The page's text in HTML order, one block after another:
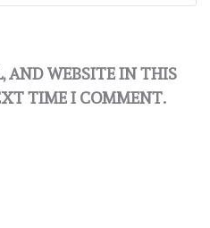
AND WEBSITE IN THIS
TIME I COMMENT.